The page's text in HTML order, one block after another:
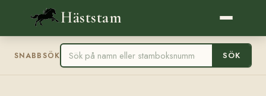
Häststam
SNABBSÖK SÖK